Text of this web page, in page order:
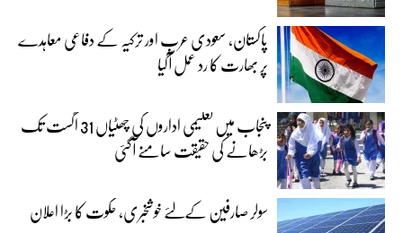
پاکستان، سعودی عرب اور ترکیہ کے دفاعی معاہدے
پر بھارت کا رد عمل آگیا
پنجاب میں تعلیمی اداروں کی چھٹیاں 31 اگست تک
بڑھانے کی حقیقت سامنے آگئی
سولر صارفین کےلئے خوشخبری، حکوت کا بڑا اعلان